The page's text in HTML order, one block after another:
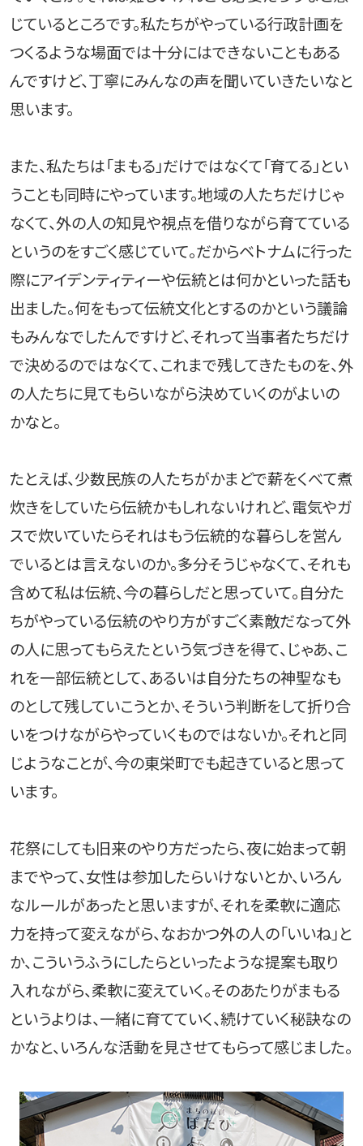
じているところです。私たちがやっている行政計画を
つくるような場面では十分にはできないこともある
んですけど、丁寧にみんなの声を聞いていきたいなと
思います。
また、私たちは「まもる」だけではなくて「育てる」とい
うことも同時にやっています。地域の人たちだけじゃ
なくて、外の人の知見や視点を借りながら育てている
というのをすごく感じていて。だからベトナムに行った
際にアイデンティティーや伝統とは何かといった話も
出ました。何をもって伝統文化とするのかという議論
もみんなでしたんですけど、それって当事者たちだけ
で決めるのではなくて、これまで残してきたものを、外
の人たちに見てもらいながら決めていくのがよいの
かなと。
たとえば、少数民族の人たちがかまどで薪をくべて煮
炊きをしていたら伝統かもしれないけれど、電気やガ
スで炊いていたらそれはもう伝統的な暮らしを営ん
でいるとは言えないのか。多分そうじゃなくて、それも
含めて私は伝統、今の暮らしだと思っていて。自分た
ちがやっている伝統のやり方がすごく素敵だなって外
の人に思ってもらえたという気づきを得て、じゃあ、こ
れを一部伝統として、あるいは自分たちの神聖なも
のとして残していこうとか、そういう判断をして折り合
いをつけながらやっていくものではないか。それと同
じようなことが、今の東栄町でも起きていると思って
います。
花祭にしても旧来のやり方だったら、夜に始まって朝
までやって、女性は参加したらいけないとか、いろん
なルールがあったと思いますが、それを柔軟に適応
力を持って変えながら、なおかつ外の人の「いいね」と
か、こういうふうにしたらといったような提案も取り
入れながら、柔軟に変えていく。そのあたりがまもる
というよりは、一緒に育てていく、続けていく秘訣なの
かなと、いろんな活動を見させてもらって感じました。